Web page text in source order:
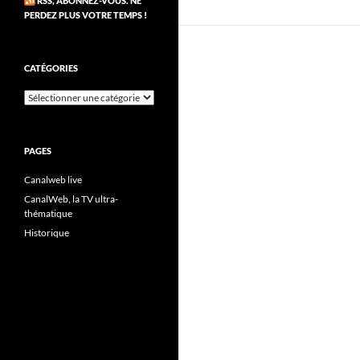
PERDEZ PLUS VOTRE TEMPS !
CATÉGORIES
Catégories
PAGES
Canalweb live
CanalWeb, la TV ultra-
thématique
Historique